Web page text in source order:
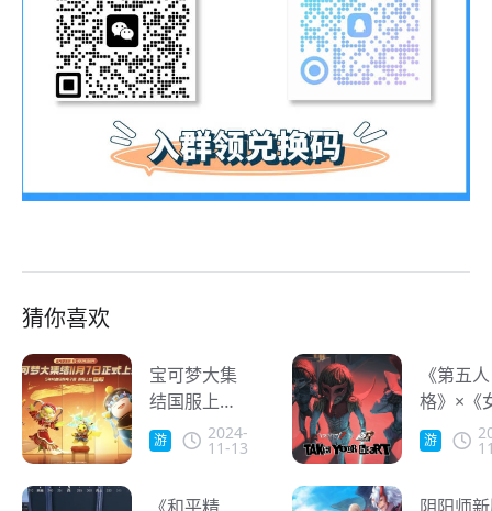
猜你喜欢
宝可梦大集
结国服上
线，海外玩
家能玩吗？
游
2024-
11-13
《第五人
格》×《
异闻录5
家版》
游